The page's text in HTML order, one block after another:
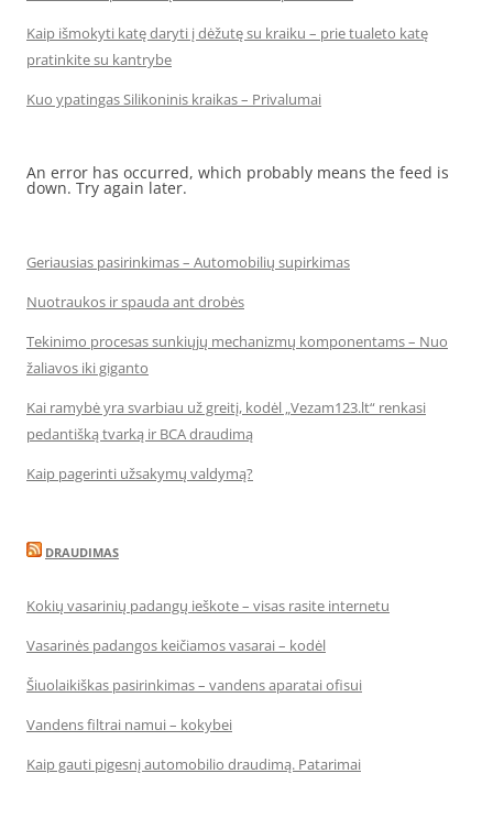
Kaip išmokyti katę daryti į dėžutę su kraiku – prie tualeto katę
pratinkite su kantrybe
Kuo ypatingas Silikoninis kraikas – Privalumai
An error has occurred, which probably means the feed is
down. Try again later.
Geriausias pasirinkimas – Automobilių supirkimas
Nuotraukos ir spauda ant drobės
Tekinimo procesas sunkiųjų mechanizmų komponentams – Nuo
žaliavos iki giganto
Kai ramybė yra svarbiau už greitį, kodėl „Vezam123.lt“ renkasi
pedantišką tvarką ir BCA draudimą
Kaip pagerinti užsakymų valdymą?
DRAUDIMAS
Kokių vasarinių padangų ieškote – visas rasite internetu
Vasarinės padangos keičiamos vasarai – kodėl
Šiuolaikiškas pasirinkimas – vandens aparatai ofisui
Vandens filtrai namui – kokybei
Kaip gauti pigesnį automobilio draudimą. Patarimai